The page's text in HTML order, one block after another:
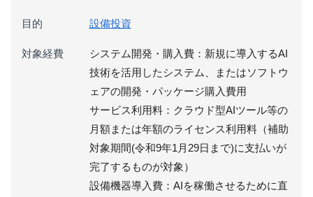
目的 設備投資
対象経費
システム開発・購入費：新規に導入するAI
技術を活用したシステム、またはソフトウ
ェアの開発・パッケージ購入費用
サービス利用料：クラウド型AIツール等の
月額または年額のライセンス利用料（補助
対象期間(令和9年1月29日まで)に支払いが
完了するものが対象）
設備機器導入費：AIを稼働させるために直